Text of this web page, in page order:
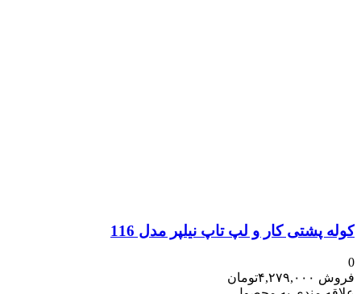
کوله پشتی کار و لپ تاپ نیلپر مدل 116
0
فروش ۴,۲۷۹,۰۰۰تومان